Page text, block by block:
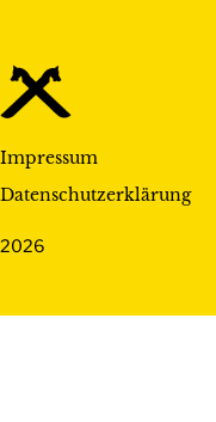
2026
Impressum
Datenschutzerklärung